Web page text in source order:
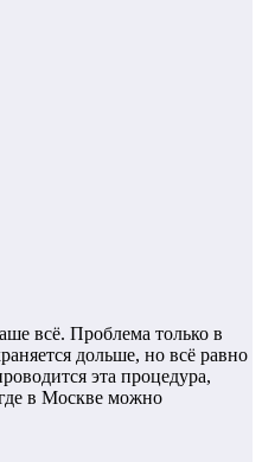
всё. Проблема только в
дольше, но всё равно
эта процедура,
где в Москве можно